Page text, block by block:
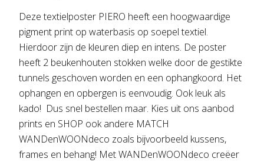
Deze textielposter PIERO heeft een hoogwaardige
pigment print op waterbasis op soepel textiel.
Hierdoor zijn de kleuren diep en intens. De poster
heeft 2 beukenhouten stokken welke door de gestikte
tunnels geschoven worden en een ophangkoord. Het
ophangen en opbergen is eenvoudig. Ook leuk als
kado! Dus snel bestellen maar. Kies uit ons aanbod
prints en SHOP ook andere MATCH
WANDenWOONdeco zoals bijvoorbeeld kussens,
frames en behang! Met WANDenWOONdeco creëer